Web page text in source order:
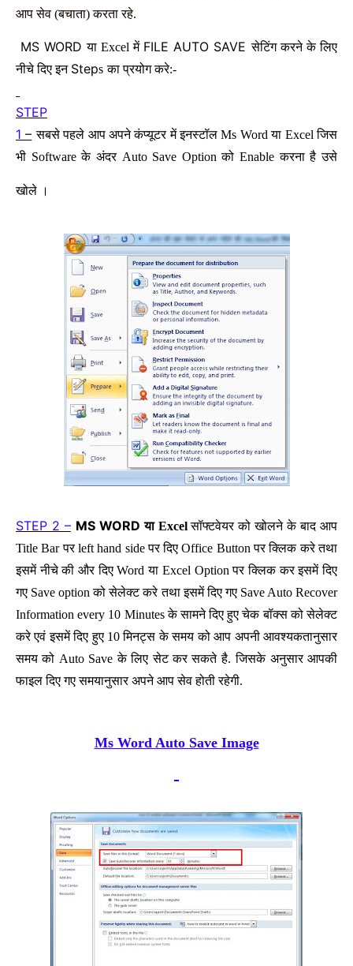
आप सेव (बचाता) करता रहे.
MS WORD या Excelमें FILE AUTO SAVEसेटिंग करने के लिए
नीचे दिए इन Steps का प्रयोग करे:-
STEP
1 – सबसे पहले आप अपने कंप्यूटर में इनस्टॉल Ms Word या Excel जिस
भी Software के अंदर Auto Save Option को Enable करना है उसे
खोले ।
STEP 2 – MS WORD या Excel सॉफ्टवेयर को खोलने के बाद आप
Title Bar पर left hand side पर दिए Office Button पर क्लिक करे तथा
इसमें नीचे की और दिए Word या Excel Option पर क्लिक कर इसमें दिए
गए Save option को सेलेक्ट करे तथा इसमें दिए गए Save Auto Recover
Information every 10 Minutes के सामने दिए हुए चेक बॉक्स को सेलेक्ट
करे एवं इसमें दिए हुए 10 मिनट्स के समय को आप अपनी आवश्यकतानुसार
समय को Auto Save के लिए सेट कर सकते है. जिसके अनुसार आपकी
फाइल दिए गए समयानुसार अपने आप सेव होती रहेगी.
Ms Word Auto Save Image